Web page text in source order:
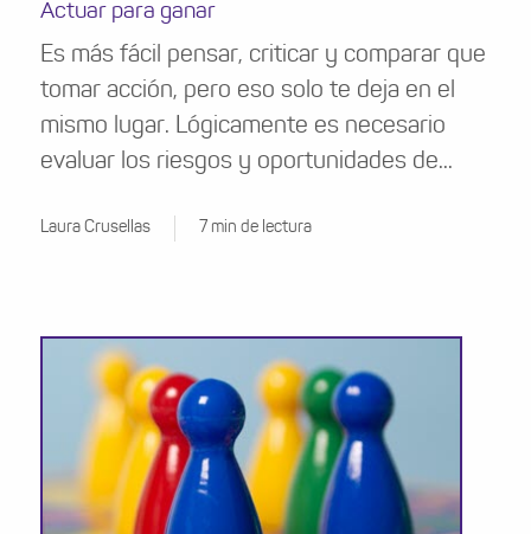
Actuar para ganar
Es más fácil pensar, criticar y comparar que
tomar acción, pero eso solo te deja en el
mismo lugar. Lógicamente es necesario
evaluar los riesgos y oportunidades de...
Laura Crusellas 7 min de lectura